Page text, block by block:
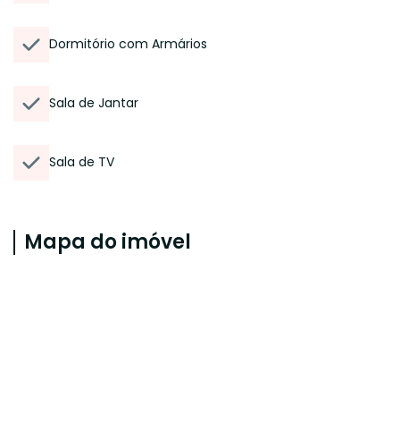
Dormitório com Armários
Sala de Jantar
Sala de TV
Mapa do imóvel